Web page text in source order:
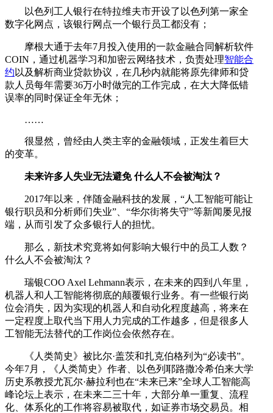
以色列工人银行在特拉维夫市开设了以色列第一家全
数字化网点，该银行网点一个银行员工都没有；
摩根大通于去年7月投入使用的一款金融合同解析软件
COIN，通过机器学习和加密云网络技术，负责处理智能合
约 以及解析商业贷款协议，在几秒内就能将原先律师和贷
款人员每年需要36万小时做完的工作完成，在大大降低错
误率的同时保证全年无休；
……
很显然，曾经由人类主宰的金融领域，正发生着巨大
的变革。
未来许多人失业无法避免 什么人不会被淘汰？
2017年以来，伴随金融科技的发展，“人工智能可能让
银行职员和分析师们失业”、“华尔街将失守”等新闻屡见报
端，从而引发了众多银行人的担忧。
那么，新技术究竟将如何影响大银行中的员工人数？
什么人不会被淘汰？
瑞银COO Axel Lehmann表示，在未来的四到八年里，
机器人和人工智能将彻底的颠覆银行业务。有一些银行岗
位会消失，因为实现的机器人和自动化程度越高，将来在
一定程度上取代当下用人力完成的工作越多，但是很多人
工智能无法替代的工作岗位会依然存在。
《人类简史》被比尔·盖茨和扎克伯格列为“必读书”。
今年7月，《人类简史》作者、以色列耶路撒冷希伯来大学
历史系教授尤瓦尔·赫拉利也在“未来已来”全球人工智能高
峰论坛上表示，在未来二三十年，大部分单一重复、流程
化、体系化的工作将容易被取代，如证券市场交易员。相